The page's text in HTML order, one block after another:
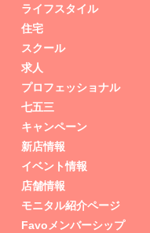
ライフスタイル
住宅
スクール
求人
プロフェッショナル
七五三
キャンペーン
新店情報
イベント情報
店舗情報
モニタル紹介ページ
Favoメンバーシップ